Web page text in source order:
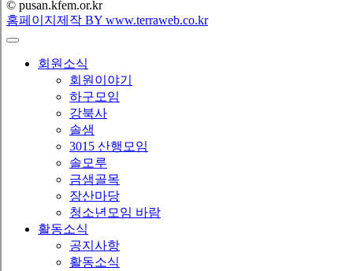
© pusan.kfem.or.kr
홈페이지제작 BY www.terraweb.co.kr
회원소식
회원이야기
하구모임
강북사
솔샘
3015 산행모임
솔모루
금샘골목
장산마당
청소년모임 바람
활동소식
공지사항
활동소식